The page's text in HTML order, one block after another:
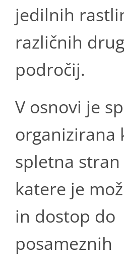
jedilnih
različnih
področij.
V osnovi je
organizirana
spletna
katere je
in dostop do
posameznih